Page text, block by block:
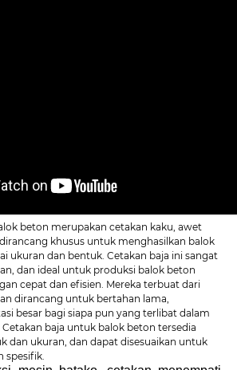
beton merupakan cetakan kaku, awet
khusus untuk menghasilkan balok
ukuran dan bentuk. Cetakan baja ini sangat
dan ideal untuk produksi balok beton
cepat dan efisien. Mereka terbuat dari
dirancang untuk bertahan lama,
besar bagi siapa pun yang terlibat dalam
baja untuk balok beton tersedia
dan ukuran, dan dapat disesuaikan untuk
spesifik.